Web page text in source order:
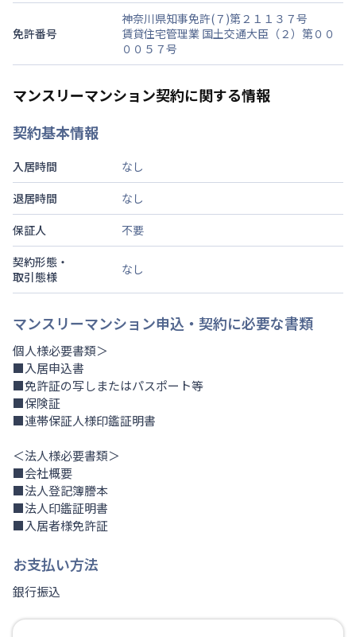
免許番号
神奈川県知事免許(７)第２１１３７号
賃貸住宅管理業 国土交通大臣（２）第００
００５７号
マンスリーマンション契約に関する情報
契約基本情報
入居時間
なし
退居時間
なし
保証人
不要
契約形態・
取引態様
なし
マンスリーマンション申込・契約に必要な書類
個人様必要書類＞
■入居申込書
■免許証の写しまたはパスポート等
■保険証
■連帯保証人様印鑑証明書
＜法人様必要書類＞
■会社概要
■法人登記簿謄本
■法人印鑑証明書
■入居者様免許証
お支払い方法
銀行振込